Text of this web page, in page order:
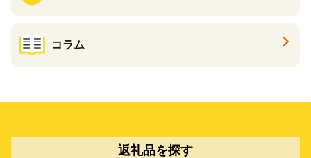
コラム
返礼品を探す